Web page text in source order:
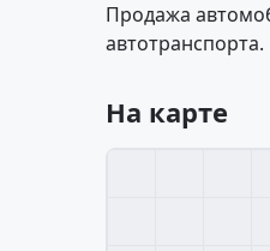
Продажа
автотранспорта.
На карте